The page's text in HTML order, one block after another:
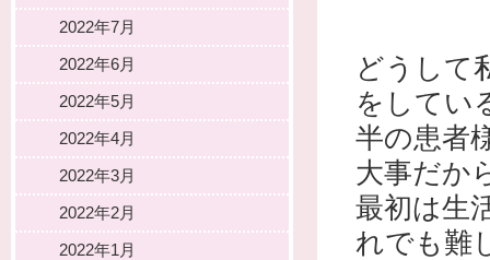
どうして
をしてい
半の患者
大事だか
最初は生
れでも難
2022年7月
2022年6月
2022年5月
2022年4月
2022年3月
2022年2月
2022年1月